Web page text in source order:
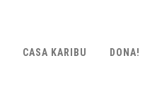
CASA KARIBU DONA!